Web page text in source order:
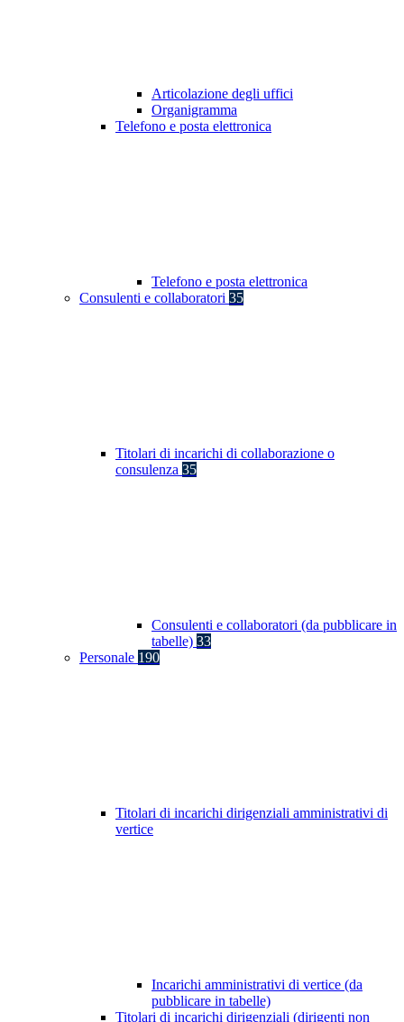
Articolazione degli uffici
Organigramma
Telefono e posta elettronica
Telefono e posta elettronica
Consulenti e collaboratori 35
Titolari di incarichi di collaborazione o
consulenza 35
Consulenti e collaboratori (da pubblicare in
tabelle) 33
Personale 190
Titolari di incarichi dirigenziali amministrativi di
vertice
Incarichi amministrativi di vertice (da
pubblicare in tabelle)
Titolari di incarichi dirigenziali (dirigenti non